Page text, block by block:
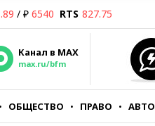
/ ₽ 6540 RTS 827.75
Канал в MAX
max.ru/bfm
ОБЩЕСТВО ПРАВО АВТО